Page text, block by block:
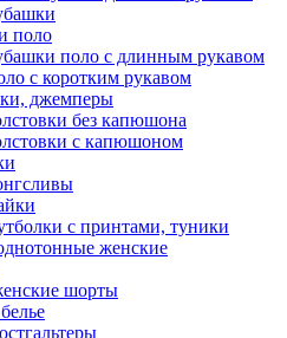
поло
поло с длинным рукавом
с коротким рукавом
джемперы
без капюшона
с капюшоном
с принтами, туники
женские
шорты